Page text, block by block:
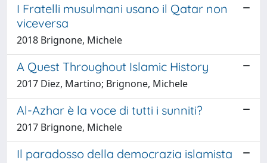
I Fratelli musulmani usano il Qatar non
viceversa
2018 Brignone, Michele
A Quest Throughout Islamic History
2017 Diez, Martino; Brignone, Michele
Al-Azhar è la voce di tutti i sunniti?
2017 Brignone, Michele
Il paradosso della democrazia islamista